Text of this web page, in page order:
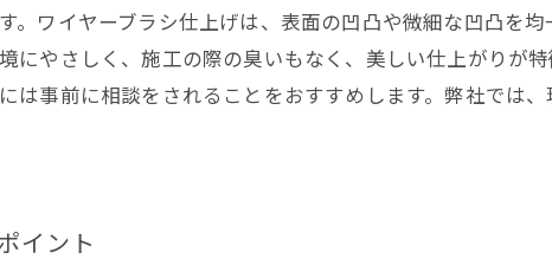
。ワイヤーブラシ仕上げは、表面の凹凸や微細な凹凸を
にやさしく、施工の際の臭いもなく、美しい仕上がりが
は事前に相談をされることをおすすめします。弊社では
イント